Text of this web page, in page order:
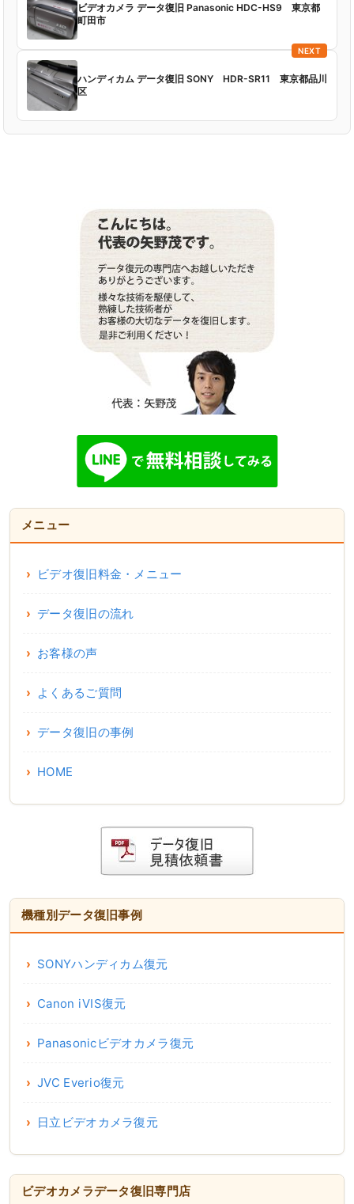
ビデオカメラ データ復旧 Panasonic HDC-HS9 東京都
町田市
NEXT
ハンディカム データ復旧 SONY HDR-SR11 東京都品川
区
メニュー
ビデオ復旧料金・メニュー
データ復旧の流れ
お客様の声
よくあるご質問
データ復旧の事例
HOME
機種別データ復旧事例
SONYハンディカム復元
Canon iVIS復元
Panasonicビデオカメラ復元
JVC Everio復元
日立ビデオカメラ復元
ビデオカメラデータ復旧専門店